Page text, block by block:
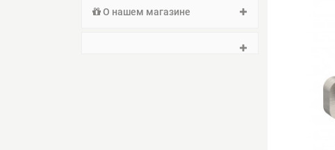
О нашем магазине